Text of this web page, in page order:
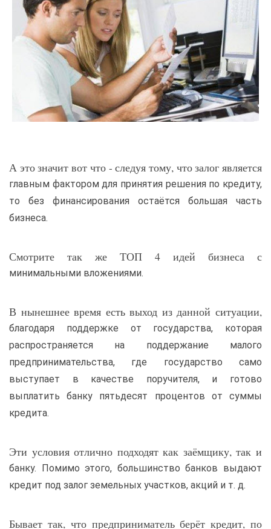
А это значит вот что - следуя тому, что залог является
главным фактором для принятия решения по кредиту,
то без финансирования остаётся большая часть
бизнеса.
Смотрите так же ТОП 4 идей бизнеса с
минимальными вложениями.
В нынешнее время есть выход из данной ситуации,
благодаря поддержке от государства, которая
распространяется на поддержание малого
предпринимательства, где государство само
выступает в качестве поручителя, и готово
выплатить банку пятьдесят процентов от суммы
кредита.
Эти условия отлично подходят как заёмщику, так и
банку. Помимо этого, большинство банков выдают
кредит под залог земельных участков, акций и т. д.
Бывает так, что предприниматель берёт кредит, по